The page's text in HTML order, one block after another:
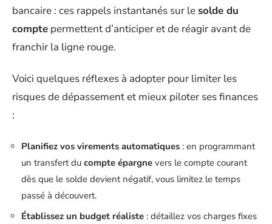
bancaire : ces rappels instantanés sur le solde du
compte permettent d’anticiper et de réagir avant de
franchir la ligne rouge.
Voici quelques réflexes à adopter pour limiter les
risques de dépassement et mieux piloter ses finances
:
Planifiez vos virements automatiques : en programmant
un transfert du compte épargne vers le compte courant
dès que le solde devient négatif, vous limitez le temps
passé à découvert.
Établissez un budget réaliste : détaillez vos charges fixes